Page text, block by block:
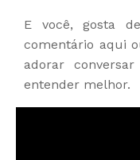
E você, gosta
comentário aqui
adorar
entender melhor.